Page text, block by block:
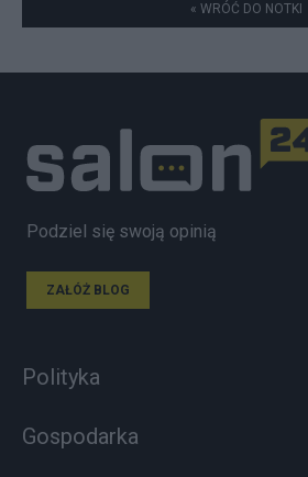
« WRÓĆ DO NOTKI
Podziel się swoją opinią
ZAŁÓŻ BLOG
Polityka
Gospodarka